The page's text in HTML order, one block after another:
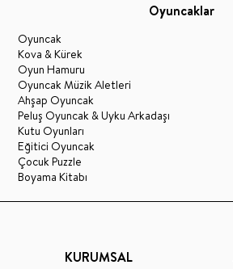
Oyuncaklar
Oyuncak
Kova & Kürek
Oyun Hamuru
Oyuncak Müzik Aletleri
Ahşap Oyuncak
Peluş Oyuncak & Uyku Arkadaşı
Kutu Oyunları
Eğitici Oyuncak
Çocuk Puzzle
Boyama Kitabı
KURUMSAL